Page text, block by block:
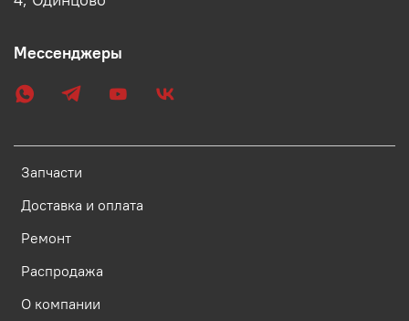
Запчасти
Доставка и оплата
Ремонт
Распродажа
О компании
Мессенджеры